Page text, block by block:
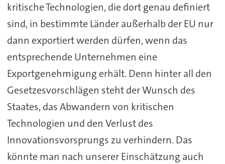
kritische Technologien, die dort genau definiert
sind, in bestimmte Länder außerhalb der EU nur
dann exportiert werden dürfen, wenn das
entsprechende Unternehmen eine
Exportgenehmigung erhält. Denn hinter all den
Gesetzesvorschlägen steht der Wunsch des
Staates, das Abwandern von kritischen
Technologien und den Verlust des
Innovationsvorsprungs zu verhindern. Das
könnte man nach unserer Einschätzung auch